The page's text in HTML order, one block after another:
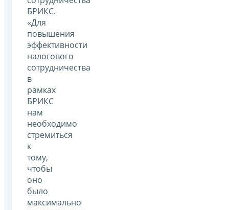
БРИКС.
«Для
повышения
эффективности
налогового
сотрудничества
в
рамках
БРИКС
нам
необходимо
стремиться
к
тому,
чтобы
оно
было
максимально